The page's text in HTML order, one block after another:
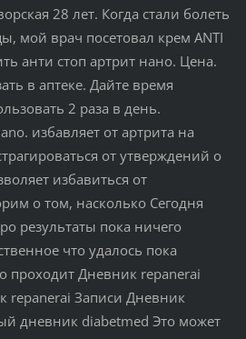
28 лет. Когда стали болеть
мой врач посетовал крем ANTI
анти стоп артрит нано. Цена.
в аптеке. Дайте время
2 раза в день.
избавляет от артрита на
от утверждений о
избавиться от
о том, насколько Сегодня
результаты пока ничего
что удалось пока
проходит Дневник repanerai
repanerai Записи Дневник
дневник diabetmed Это может